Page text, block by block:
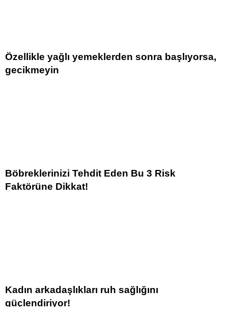
Özellikle yağlı yemeklerden sonra başlıyorsa,
gecikmeyin
Böbreklerinizi Tehdit Eden Bu 3 Risk
Faktörüne Dikkat!
Kadın arkadaşlıkları ruh sağlığını
güçlendiriyor!